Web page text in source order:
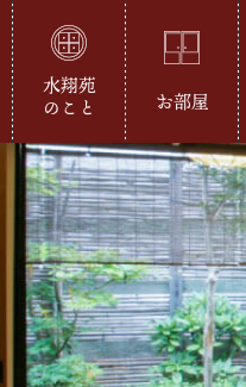
水翔苑
のこと
お部屋